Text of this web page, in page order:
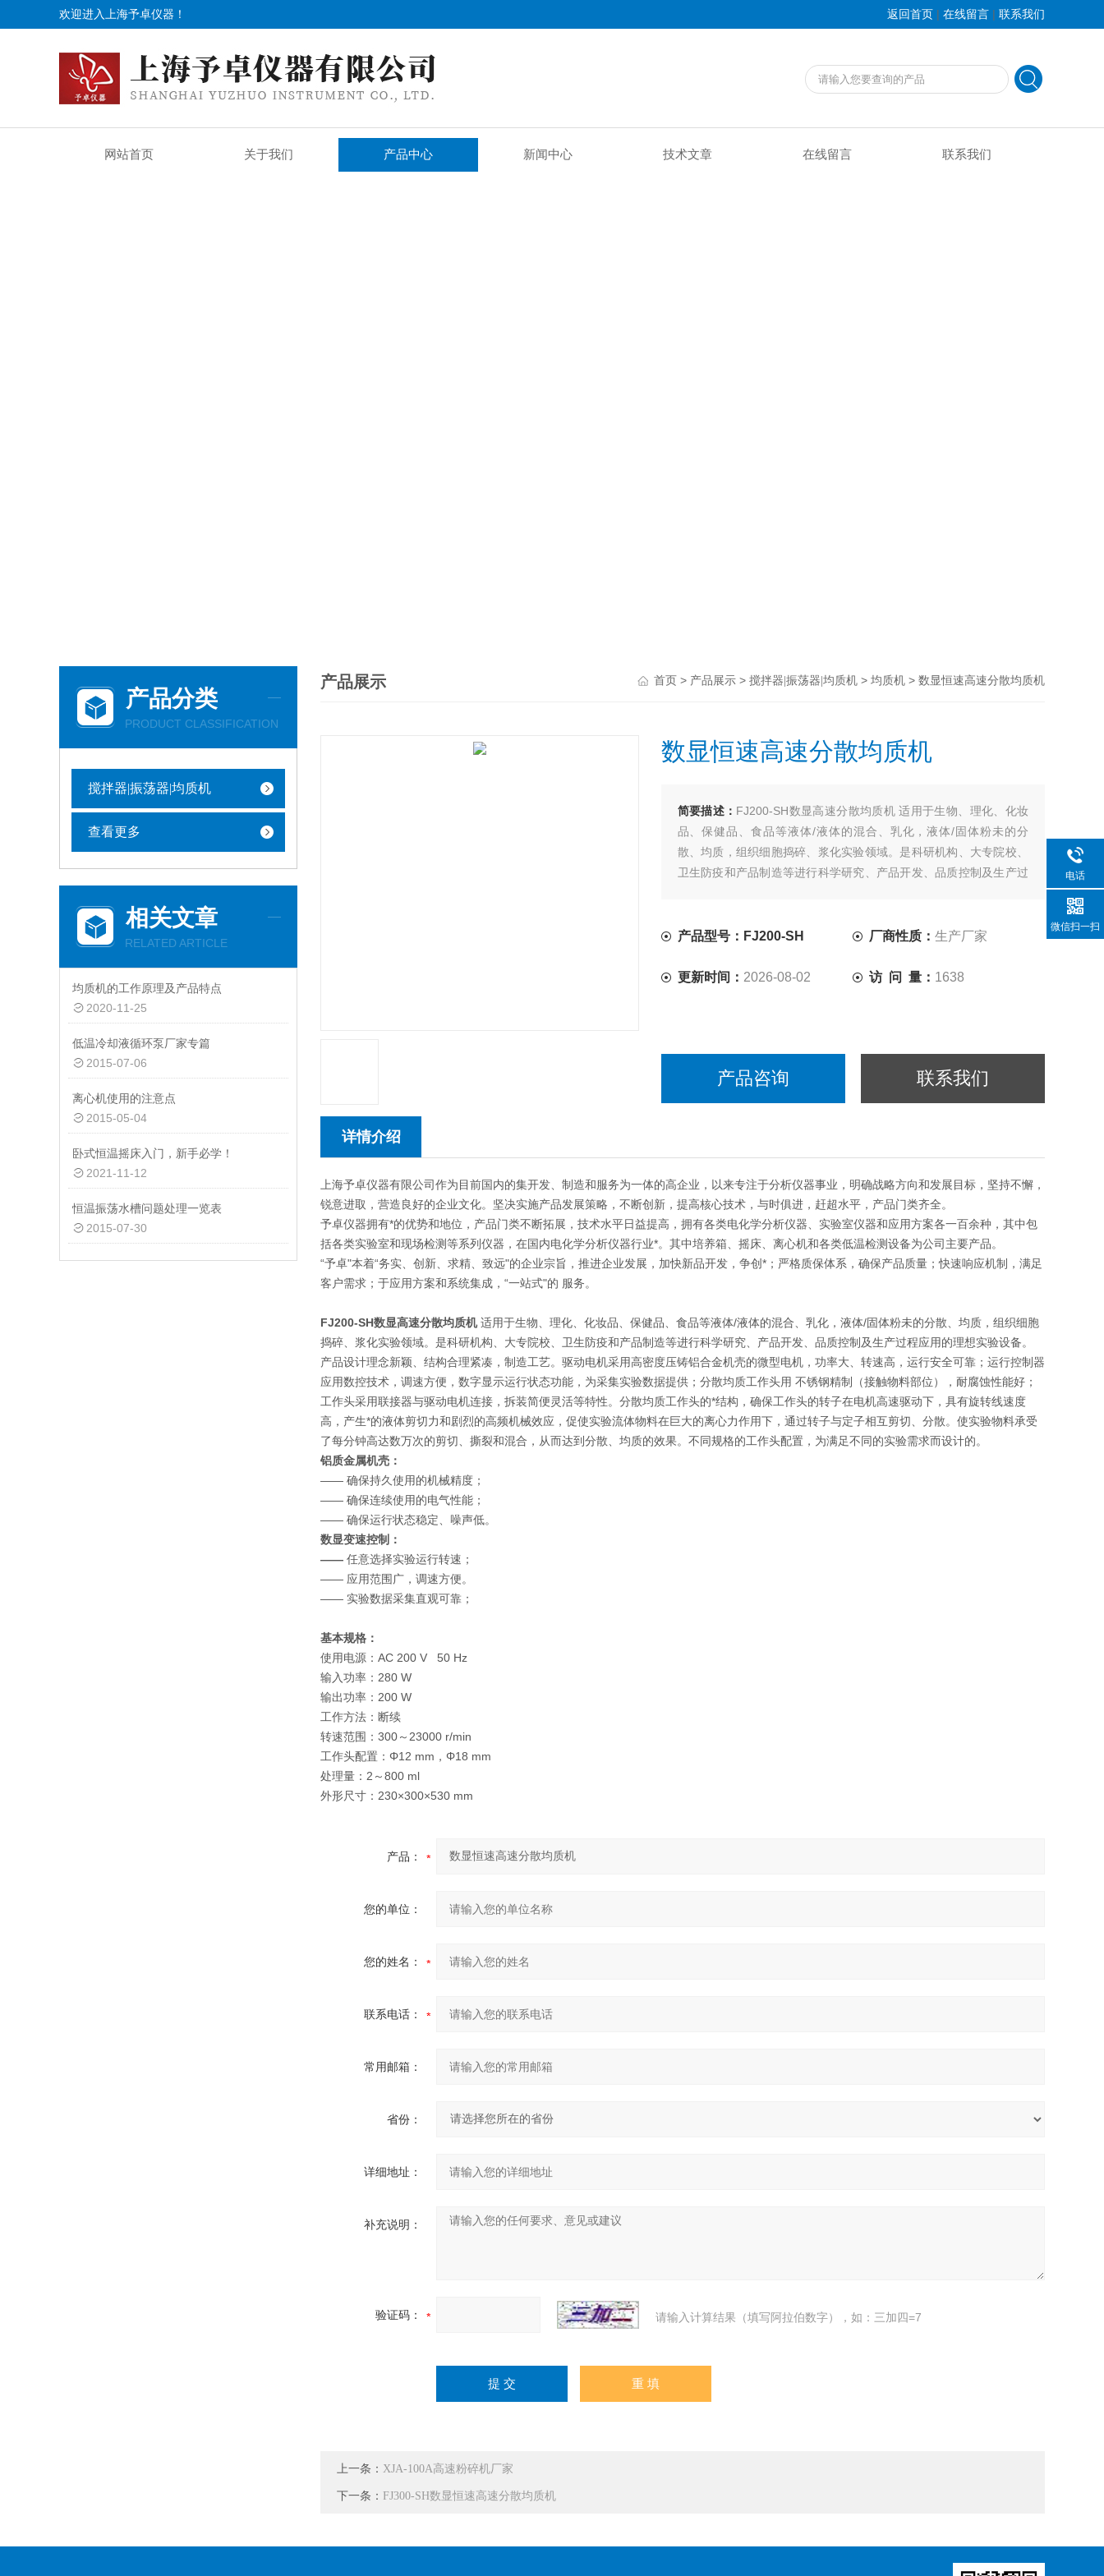
欢迎进入上海予卓仪器！ 返回首页 | 在线留言 | 联系我们
网站首页 关于我们 产品中心 新闻中心 技术文章 在线留言 联系我们
产品分类
PRODUCT CLASSIFICATION
搅拌器|振荡器|均质机
查看更多
相关文章
RELATED ARTICLE
均质机的工作原理及产品特点
2020-11-25
低温冷却液循环泵厂家专篇
2015-07-06
离心机使用的注意点
2015-05-04
卧式恒温摇床入门，新手必学！
2021-11-12
恒温振荡水槽问题处理一览表
2015-07-30
产品展示 首页 > 产品展示 > 搅拌器|振荡器|均质机 > 均质机 > 数显恒速高速分散均质机
数显恒速高速分散均质机
简要描述： FJ200-SH数显高速分散均质机 适用于生物、理化、化妆
品、保健品、食品等液体/液体的混合、乳化，液体/固体粉未的分
散、均质，组织细胞捣碎、浆化实验领域。是科研机构、大专院校、
卫生防疫和产品制造等进行科学研究、产品开发、品质控制及生产过
产品型号：FJ200-SH 厂商性质：生产厂家
更新时间： 2026-08-02 访 问 量： 1638
产品咨询 联系我们
详情介绍
上海予卓仪器有限公司作为目前国内的集开发、制造和服务为一体的高企业，以来专注于分析仪器事业，明确战略方向和发展目标，坚持不懈，
锐意进取，营造良好的企业文化。坚决实施产品发展策略，不断创新，提高核心技术，与时俱进，赶超水平，产品门类齐全。
予卓仪器拥有*的优势和地位，产品门类不断拓展，技术水平日益提高，拥有各类电化学分析仪器、实验室仪器和应用方案各一百余种，其中包
括各类实验室和现场检测等系列仪器，在国内电化学分析仪器行业*。其中培养箱、摇床、离心机和各类低温检测设备为公司主要产品。
“予卓"本着“务实、创新、求精、致远"的企业宗旨，推进企业发展，加快新品开发，争创*；严格质保体系，确保产品质量；快速响应机制，满足
客户需求；于应用方案和系统集成，“一站式"的 服务。
FJ200-SH数显高速分散均质机适用于生物、理化、化妆品、保健品、食品等液体/液体的混合、乳化，液体/固体粉未的分散、均质，组织细胞
捣碎、浆化实验领域。是科研机构、大专院校、卫生防疫和产品制造等进行科学研究、产品开发、品质控制及生产过程应用的理想实验设备。
产品设计理念新颖、结构合理紧凑，制造工艺。驱动电机采用高密度压铸铝合金机壳的微型电机，功率大、转速高，运行安全可靠；运行控制器
应用数控技术，调速方便，数字显示运行状态功能，为采集实验数据提供；分散均质工作头用 不锈钢精制（接触物料部位），耐腐蚀性能好；
工作头采用联接器与驱动电机连接，拆装简便灵活等特性。分散均质工作头的*结构，确保工作头的转子在电机高速驱动下，具有旋转线速度
高，产生*的液体剪切力和剧烈的高频机械效应，促使实验流体物料在巨大的离心力作用下，通过转子与定子相互剪切、分散。使实验物料承受
了每分钟高达数万次的剪切、撕裂和混合，从而达到分散、均质的效果。不同规格的工作头配置，为满足不同的实验需求而设计的。
铝质金属机壳：
—— 确保持久使用的机械精度；
—— 确保连续使用的电气性能；
—— 确保运行状态稳定、噪声低。
数显变速控制：
—— 任意选择实验运行转速；
—— 应用范围广，调速方便。
—— 实验数据采集直观可靠；
基本规格：
使用电源：AC 200 V 50 Hz
输入功率：280 W
输出功率：200 W
工作方法：断续
转速范围：300～23000 r/min
工作头配置：Φ12 mm，Φ18 mm
处理量：2～800 ml
外形尺寸：230×300×530 mm
产品：
您的单位：
您的姓名：
联系电话：
常用邮箱：
省份：
详细地址：
补充说明：
验证码： 请输入计算结果（填写阿拉伯数字），如：三加四=7
上一条： XJA-100A高速粉碎机厂家
下一条： FJ300-SH数显恒速高速分散均质机
电话
微信扫一扫